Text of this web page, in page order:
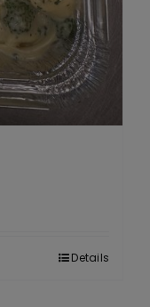
Details